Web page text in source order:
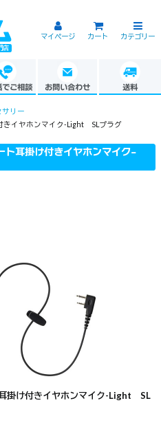
カテゴリー
店
マイページ カート
でご相談 お問い合わせ 送料
サリー
きイヤホンマイク-Light SLプラグ
耳掛け付きイヤホンマイク-
掛け付きイヤホンマイク-Light SL